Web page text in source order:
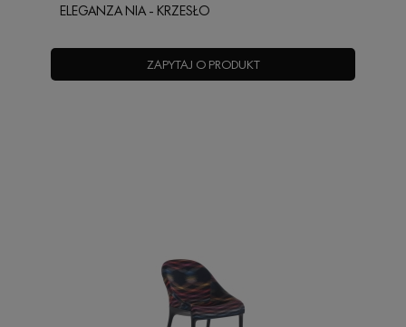
ELEGANZA NIA - KRZESŁO
ZAPYTAJ O PRODUKT